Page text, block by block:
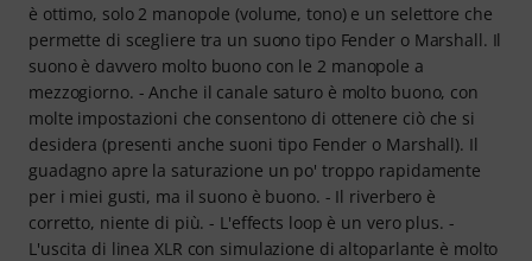
è ottimo, solo 2 manopole (volume, tono) e un selettore che
permette di scegliere tra un suono tipo Fender o Marshall. Il
suono è davvero molto buono con le 2 manopole a
mezzogiorno. - Anche il canale saturo è molto buono, con
molte impostazioni che consentono di ottenere ciò che si
desidera (presenti anche suoni tipo Fender o Marshall). Il
guadagno apre la saturazione un po' troppo rapidamente
per i miei gusti, ma il suono è buono. - Il riverbero è
corretto, niente di più. - L'effects loop è un vero plus. -
L'uscita di linea XLR con simulazione di altoparlante è molto